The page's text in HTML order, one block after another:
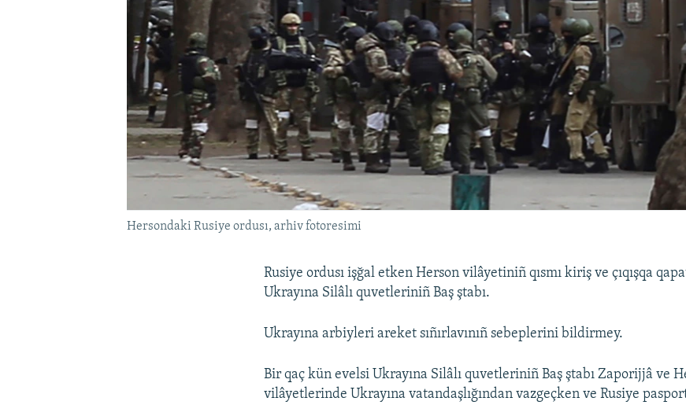
Hersondaki Rusiye ordusı, arhiv fotoresimi
Rusiye ordusı işğal etken Herson vilâyetiniñ qısmı kiriş ve çıqışqa
Ukrayına Silâlı quvetleriniñ Baş ştabı.
Ukrayına arbiyleri areket sıñırlavınıñ sebeplerini bildirmey.
Bir qaç kün evelsi Ukrayına Silâlı quvetleriniñ Baş ştabı Zaporijjâ ve
vilâyetlerinde Ukrayına vatandaşlığından vazgeçken ve Rusiye